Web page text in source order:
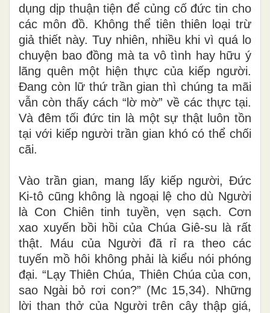
dụng dịp thuận tiện để củng cố đức tin cho
các môn đồ. Không thể tiên thiên loại trừ
giả thiết này. Tuy nhiên, nhiều khi vì quá lo
chuyện bao đồng mà ta vô tình hay hữu ý
lãng quên một hiện thực của kiếp người.
Đang còn lữ thứ trần gian thì chúng ta mãi
vẫn còn thấy cách “lờ mờ” về các thực tại.
Và đêm tối đức tin là một sự thật luôn tồn
tại với kiếp người trần gian khó có thể chối
cãi.
Vào trần gian, mang lấy kiếp người, Đức
Ki-tô cũng không là ngoại lệ cho dù Người
là Con Chiên tinh tuyền, vẹn sạch. Cơn
xao xuyến bồi hồi của Chúa Giê-su là rất
thật. Máu của Người đã rỉ ra theo các
tuyến mồ hôi không phải là kiểu nói phóng
đại. “Lạy Thiên Chúa, Thiên Chúa của con,
sao Ngài bỏ rơi con?” (Mc 15,34). Những
lời than thở của Người trên cây thập giá,